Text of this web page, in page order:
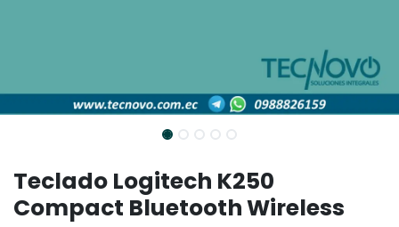
Teclado Logitech K250
Compact Bluetooth Wireless